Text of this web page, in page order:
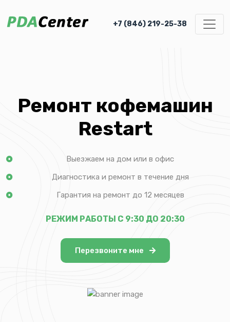
+7 (846) 219-25-38
Ремонт кофемашин
Restart
Выезжаем на дом или в офис
Диагностика и ремонт в течение дня
Гарантия на ремонт до 12 месяцев
РЕЖИМ РАБОТЫ С 9:30 ДО 20:30
Перезвоните мне